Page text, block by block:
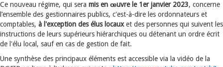
Ce nouveau régime, qui sera mis en œuvre le 1er janvier 2023, concerne
l’ensemble des gestionnaires publics, c'est-à-dire les ordonnateurs et
comptables, à l'exception des élus locauxet des personnes qui suivent les
instructions de leurs supérieurs hiérarchiques ou détenant un ordre écrit
de l'élu local, sauf en cas de gestion de fait.
Une synthèse des principaux éléments est accessible via la vidéo de la